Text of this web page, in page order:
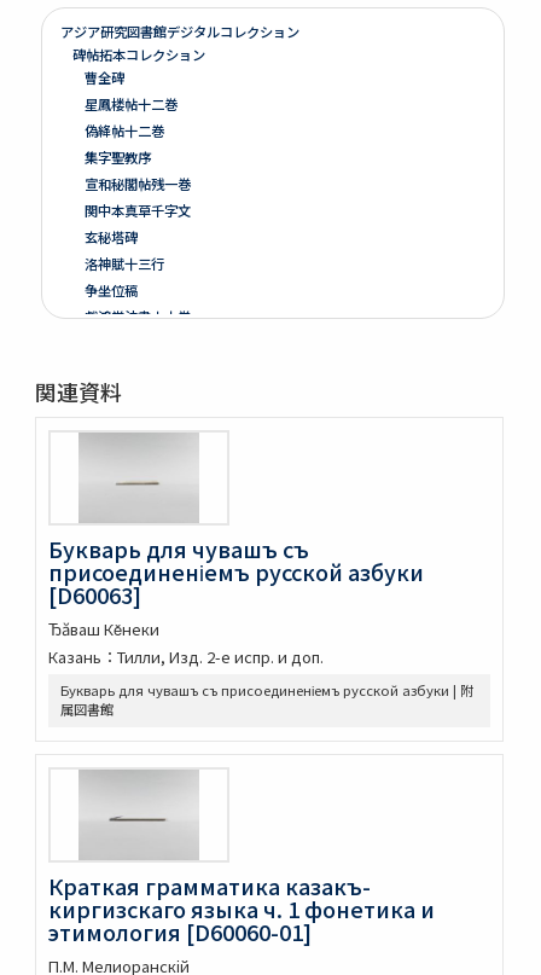
アジア研究図書館デジタルコレクション
碑帖拓本コレクション
曹全碑
星鳳楼帖十二巻
偽絳帖十二巻
集字聖教序
宣和秘閣帖残一巻
関中本真草千字文
玄秘塔碑
洛神賦十三行
争坐位稿
戯鴻堂法書十六巻
偽絳帖残一巻
拪先塋記
争坐位稿
古今歴代法帖
朴彭年草書千字文
金麟厚草書千字文
水滸伝コレクション
鍾伯敬先生批評水滸伝一百巻一百回
新刻全像忠義水滸誌伝二十五巻一百十五回
水滸伝全本三十巻
水滸傳全本 三十巻 [漢籍：D（貴重書）]
新刻全像水滸傳 二十五巻一百十五回
忠義水滸全書 一百二十回存四回
第五才子書施耐菴水滸伝 七十五卷
李卓吾先生批点忠義水滸伝
関連資料
Букварь для чувашъ съ
присоединеніемъ русской азбуки
[D60063]
Ђăваш Кĕнеки
Казань：Тилли, Изд. 2-е испр. и доп.
Букварь для чувашъ съ присоединеніемъ русской азбуки | 附
属図書館
Краткая грамматика казакъ-
киргизскаго языка ч. 1 фонетика и
этимология [D60060-01]
П.М. Мелиоранскій